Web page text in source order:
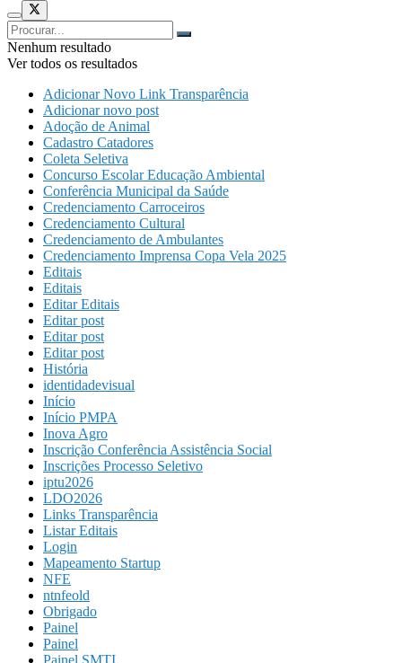
Nenhum resultado
Ver todos os resultados
Adicionar Novo Link Transparência
Adicionar novo post
Adoção de Animal
Cadastro Catadores
Coleta Seletiva
Concurso Escolar Educação Ambiental
Conferência Municipal da Saúde
Credenciamento Carroceiros
Credenciamento Cultural
Credenciamento de Ambulantes
Credenciamento Imprensa Copa Vela 2025
Editais
Editais
Editar Editais
Editar post
Editar post
Editar post
História
identidadevisual
Início
Início PMPA
Inova Agro
Inscrição Conferência Assistência Social
Inscrições Processo Seletivo
iptu2026
LDO2026
Links Transparência
Listar Editais
Login
Mapeamento Startup
NFE
ntnfeold
Obrigado
Painel
Painel
Painel SMTI